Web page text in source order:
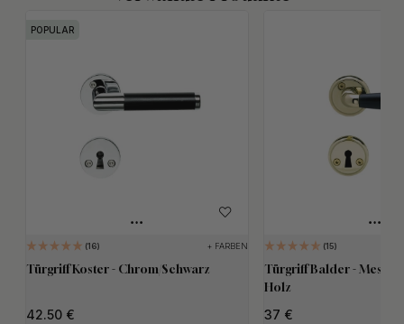
POPULAR
16 + FARBEN
Türgriff Koster - Chrom/Schwarz
42.50
15
Türgriff Balder -
Holz
37